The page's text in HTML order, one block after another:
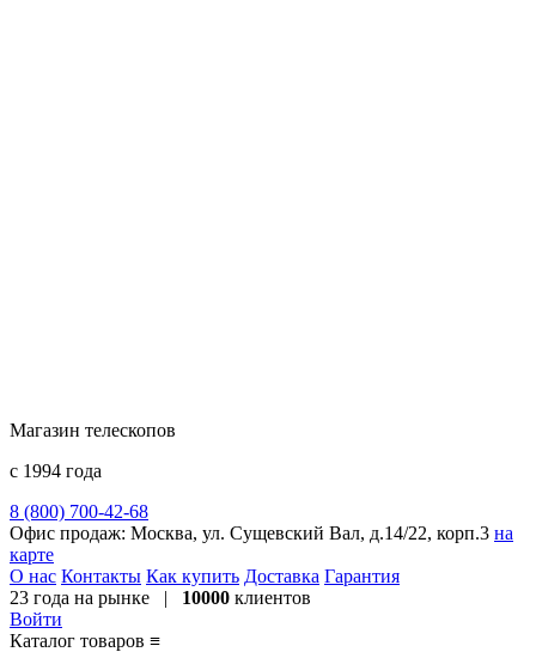
Магазин телескопов
с 1994 года
8 (800) 700-42-68
Офис продаж: Москва, ул. Сущевский Вал, д.14/22, корп.3 на
карте
О нас Контакты Как купить Доставка Гарантия
23 года на рынке | 10000 клиентов
Войти
Каталог товаров ≡